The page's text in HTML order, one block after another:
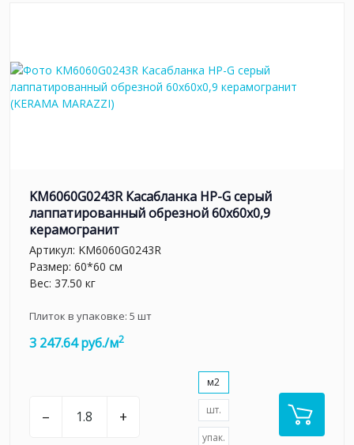
KM6060G0243R Касабланка HP-G серый
лаппатированный обрезной 60x60x0,9
керамогранит
Артикул: KM6060G0243R
Размер: 60*60 см
Вес: 37.50 кг
Плиток в упаковке: 5 шт
3 247.64 руб./м2
– +
м2
шт.
упак.